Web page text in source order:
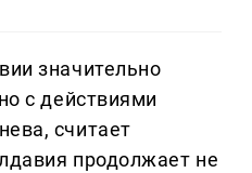
значительно
с действиями
считает
продолжает не